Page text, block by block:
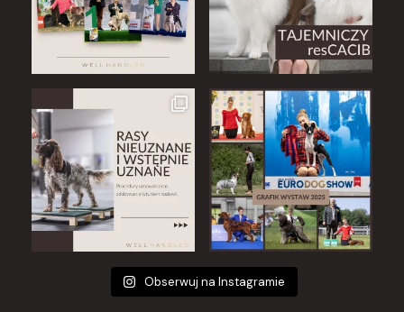
Obserwuj na Instagramie